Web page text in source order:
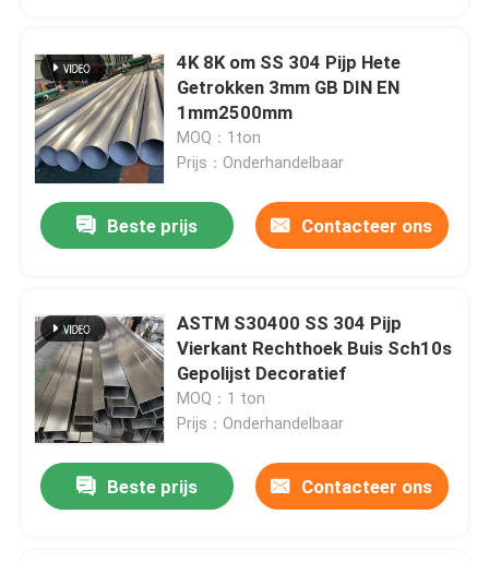
4K 8K om SS 304 Pijp Hete
Getrokken 3mm GB DIN EN
1mm2500mm
MOQ：1ton
Prijs：Onderhandelbaar
Beste prijs Contacteer ons
ASTM S30400 SS 304 Pijp
Vierkant Rechthoek Buis Sch10s
Gepolijst Decoratief
MOQ：1 ton
Prijs：Onderhandelbaar
Beste prijs Contacteer ons